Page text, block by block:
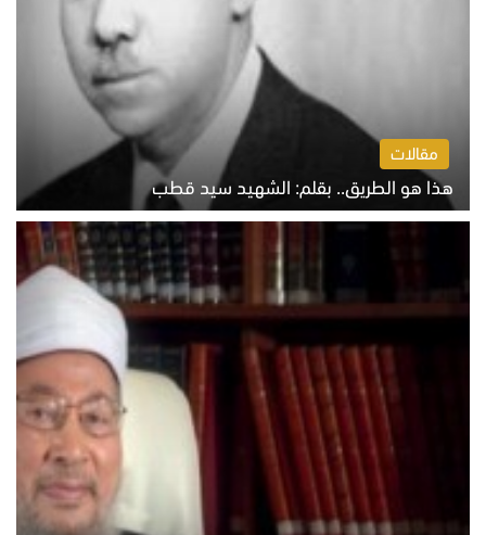
مقالات
هذا هو الطريق.. بقلم: الشهيد سيد قطب
الخميس 6 أغسطس 2026 10:52 ص